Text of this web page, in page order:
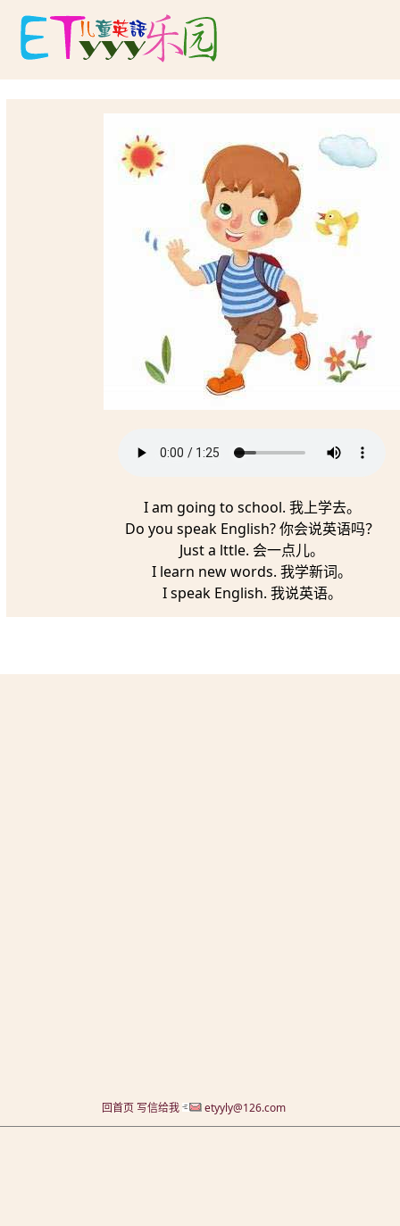
I am going to school. 我上学去。
Do you speak English? 你会说英语吗？
Just a lttle. 会一点儿。
I learn new words. 我学新词。
I speak English. 我说英语。
回首页 写信给我 etyyly@126.com